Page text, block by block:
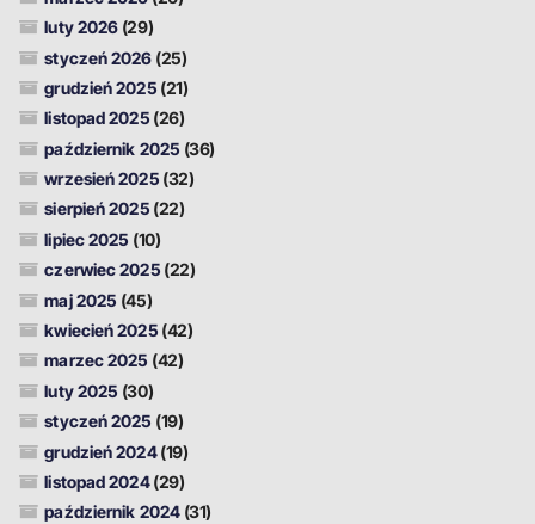
luty 2026 (29)
styczeń 2026 (25)
grudzień 2025 (21)
listopad 2025 (26)
październik 2025 (36)
wrzesień 2025 (32)
sierpień 2025 (22)
lipiec 2025 (10)
czerwiec 2025 (22)
maj 2025 (45)
kwiecień 2025 (42)
marzec 2025 (42)
luty 2025 (30)
styczeń 2025 (19)
grudzień 2024(19)
listopad 2024(29)
październik 2024(31)